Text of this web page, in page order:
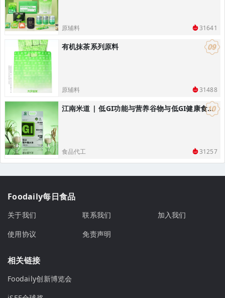
原辅料 31641
有机抹茶系列原料
原辅料 31488
江南米道 | 低GI功能与营养谷物与低GI健康食品研发，低GI健康主食解决方案
食品代工 31257
Foodaily每日食品
关于我们 联系我们
加入我们
使用协议
免责声明
相关链接
Foodaily创新博览会